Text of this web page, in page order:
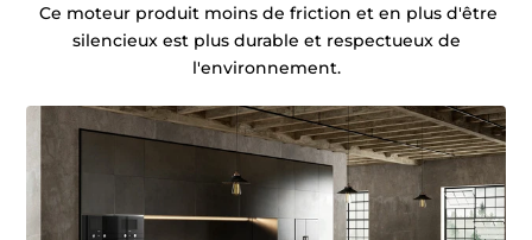
Ce moteur produit moins de friction et en plus d'être
silencieux est plus durable et respectueux de
l'environnement.